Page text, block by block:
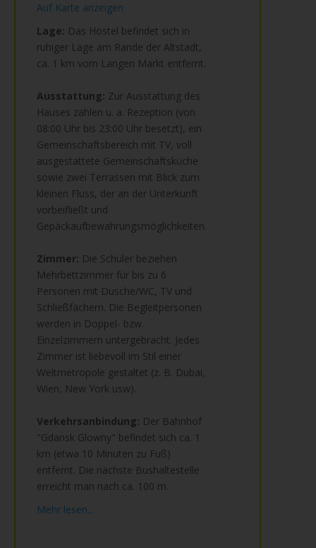
Auf Karte anzeigen
Lage: Das Hostel befindet sich in
ruhiger Lage am Rande der Altstadt,
ca. 1 km vom Langen Markt entfernt.
Ausstattung: Zur Ausstattung des
Hauses zählen u. a. Rezeption (von
08:00 Uhr bis 23:00 Uhr besetzt), ein
Gemeinschaftsbereich mit TV, voll
ausgestattete Gemeinschaftsküche
sowie zwei Terrassen mit Blick zum
kleinen Fluss, der an der Unterkunft
vorbeifließt und
Gepäckaufbewahrungsmöglichkeiten.
Zimmer: Die Schüler beziehen
Mehrbettzimmer für bis zu 6
Personen mit Dusche/WC, TV und
Schließfächern. Die Begleitpersonen
werden in Doppel- bzw.
Einzelzimmern untergebracht. Jedes
Zimmer ist liebevoll im Stil einer
Weltmetropole gestaltet (z. B. Dubai,
Wien, New York usw).
Verkehrsanbindung: Der Bahnhof
"Gdansk Glowny" befindet sich ca. 1
km (etwa 10 Minuten zu Fuß)
entfernt. Die nächste Bushaltestelle
erreicht man nach ca. 100 m.
Mehr lesen...